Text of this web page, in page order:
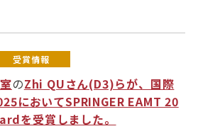
受賞情報
のZhi QUさん(D3)らが、国際
においてSPRINGER EAMT 20
を受賞しました。